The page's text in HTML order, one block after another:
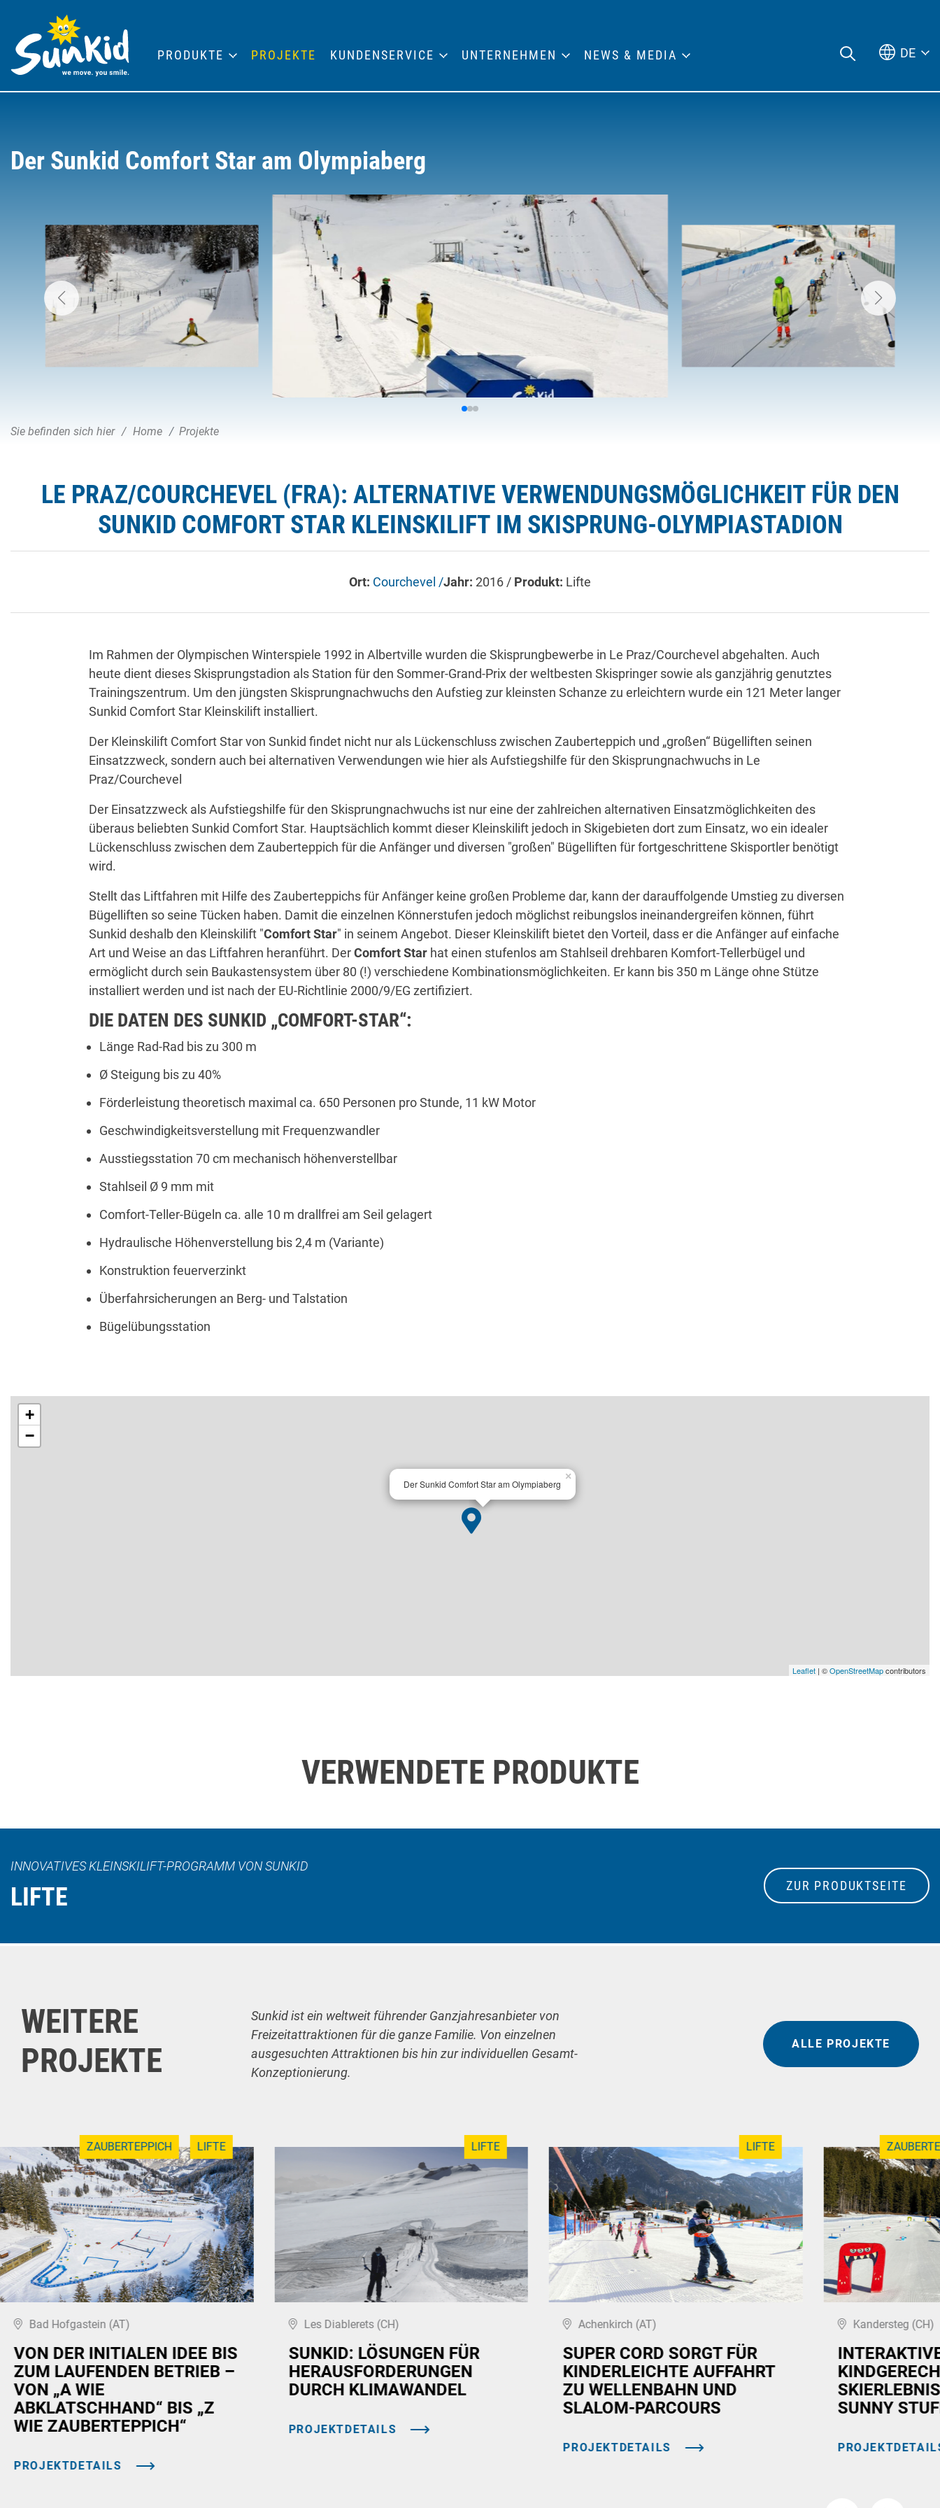
Der Sunkid Comfort Star am Olympiaberg
Sie befinden sich hier Home Projekte
LE PRAZ/COURCHEVEL (FRA): ALTERNATIVE VERWENDUNGSMÖGLICHKEIT FÜR DEN
SUNKID COMFORT STAR KLEINSKILIFT IM SKISPRUNG-OLYMPIASTADION
Ort: Courchevel /Jahr: 2016 / Produkt: Lifte
Im Rahmen der Olympischen Winterspiele 1992 in Albertville wurden die Skisprungbewerbe in Le Praz/Courchevel abgehalten. Auch
heute dient dieses Skisprungstadion als Station für den Sommer-Grand-Prix der weltbesten Skispringer sowie als ganzjährig genutztes
Trainingszentrum. Um den jüngsten Skisprungnachwuchs den Aufstieg zur kleinsten Schanze zu erleichtern wurde ein 121 Meter langer
Sunkid Comfort Star Kleinskilift installiert.
Der Kleinskilift Comfort Star von Sunkid findet nicht nur als Lückenschluss zwischen Zauberteppich und „großen“ Bügelliften seinen
Einsatzzweck, sondern auch bei alternativen Verwendungen wie hier als Aufstiegshilfe für den Skisprungnachwuchs in Le
Praz/Courchevel
Der Einsatzzweck als Aufstiegshilfe für den Skisprungnachwuchs ist nur eine der zahlreichen alternativen Einsatzmöglichkeiten des
überaus beliebten Sunkid Comfort Star. Hauptsächlich kommt dieser Kleinskilift jedoch in Skigebieten dort zum Einsatz, wo ein idealer
Lückenschluss zwischen dem Zauberteppich für die Anfänger und diversen "großen" Bügelliften für fortgeschrittene Skisportler benötigt
wird.
Stellt das Liftfahren mit Hilfe des Zauberteppichs für Anfänger keine großen Probleme dar, kann der darauffolgende Umstieg zu diversen
Bügelliften so seine Tücken haben. Damit die einzelnen Könnerstufen jedoch möglichst reibungslos ineinandergreifen können, führt
Sunkid deshalb den Kleinskilift "Comfort Star" in seinem Angebot. Dieser Kleinskilift bietet den Vorteil, dass er die Anfänger auf einfache
Art und Weise an das Liftfahren heranführt. DerComfort Star hat einen stufenlos am Stahlseil drehbaren Komfort-Tellerbügel und
ermöglicht durch sein Baukastensystem über 80 (!) verschiedene Kombinationsmöglichkeiten. Er kann bis 350 m Länge ohne Stütze
installiert werden und ist nach der EU-Richtlinie 2000/9/EG zertifiziert.
DIE DATEN DES SUNKID „COMFORT-STAR“:
Länge Rad-Rad bis zu 300 m
Ø Steigung bis zu 40%
Förderleistung theoretisch maximal ca. 650 Personen pro Stunde, 11 kW Motor
Geschwindigkeitsverstellung mit Frequenzwandler
Ausstiegsstation 70 cm mechanisch höhenverstellbar
Stahlseil Ø 9 mm mit
Comfort-Teller-Bügeln ca. alle 10 m drallfrei am Seil gelagert
Hydraulische Höhenverstellung bis 2,4 m (Variante)
Konstruktion feuerverzinkt
Überfahrsicherungen an Berg- und Talstation
Bügelübungsstation
Der Sunkid Comfort Star am Olympiaberg
×
+
−
Leaflet | ©OpenStreetMapcontributors
VERWENDETE PRODUKTE
INNOVATIVES KLEINSKILIFT-PROGRAMM VON SUNKID
LIFTE ZUR PRODUKTSEITE
WEITERE
PROJEKTE
Sunkid ist ein weltweit führender Ganzjahresanbieter von
Freizeitattraktionen für die ganze Familie. Von einzelnen
ausgesuchten Attraktionen bis hin zur individuellen Gesamt-
Konzeptionierung.
ALLE PROJEKTE
ZAUBERTEPPICH LIFTE
Bad Hofgastein (AT)
VON DER INITIALEN IDEE BIS
ZUM LAUFENDEN BETRIEB –
VON „A WIE
ABKLATSCHHAND“ BIS „Z
WIE ZAUBERTEPPICH“
PROJEKTDETAILS
LIFTE
Les Diablerets (CH)
SUNKID: LÖSUNGEN FÜR
HERAUSFORDERUNGEN
DURCH KLIMAWANDEL
PROJEKTDETAILS
LIFTE
Achenkirch (AT)
SUPER CORD SORGT FÜR
KINDERLEICHTE AUFFAHRT
ZU WELLENBAHN UND
SLALOM-PARCOURS
PROJEKTDETAILS
Kandersteg (CH)
SUNNY
PRODUKTE PROJEKTE KUNDENSERVICE UNTERNEHMEN NEWS & MEDIA DE